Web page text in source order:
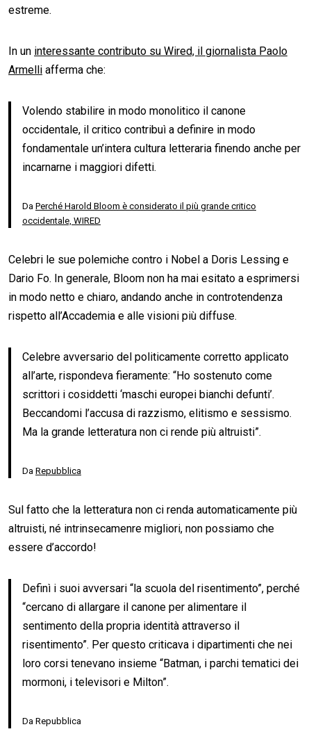
estreme.
In un interessante contributo su Wired, il giornalista Paolo
Armelli afferma che:
Volendo stabilire in modo monolitico il canone
occidentale, il critico contribuì a definire in modo
fondamentale un’intera cultura letteraria finendo anche per
incarnarne i maggiori difetti.
Da Perché Harold Bloom è considerato il più grande critico
occidentale, WIRED
Celebri le sue polemiche contro i Nobel a Doris Lessing e
Dario Fo. In generale, Bloom non ha mai esitato a esprimersi
in modo netto e chiaro, andando anche in controtendenza
rispetto all’Accademia e alle visioni più diffuse.
Celebre avversario del politicamente corretto applicato
all’arte, rispondeva fieramente: “Ho sostenuto come
scrittori i cosiddetti ‘maschi europei bianchi defunti’.
Beccandomi l’accusa di razzismo, elitismo e sessismo.
Ma la grande letteratura non ci rende più altruisti”.
Da Repubblica
Sul fatto che la letteratura non ci renda automaticamente più
altruisti, né intrinsecamenre migliori, non possiamo che
essere d’accordo!
Definì i suoi avversari “la scuola del risentimento”, perché
“cercano di allargare il canone per alimentare il
sentimento della propria identità attraverso il
risentimento”. Per questo criticava i dipartimenti che nei
loro corsi tenevano insieme “Batman, i parchi tematici dei
mormoni, i televisori e Milton”.
Da Repubblica